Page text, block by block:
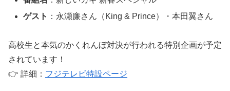
ゲスト ：永瀬廉さん（King & Prince）・本田翼さん
高校生と本気のかくれんぼ対決が行われる特別企画が予定
されています！
👉 詳細： フジテレビ特設ページ